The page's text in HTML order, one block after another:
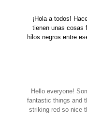
¡Hola a todos!
tienen unas cosas
hilos negros entre
Hello everyone!
fantastic things and
striking red so nice